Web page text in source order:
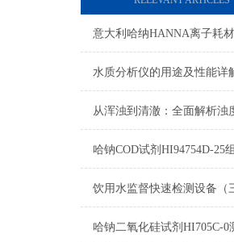
意大利哈纳HANNA离子耗
水质分析仪的用途及性能详
饮用水监督快速检测设备（